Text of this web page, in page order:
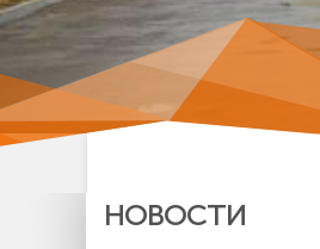
НОВОСТИ